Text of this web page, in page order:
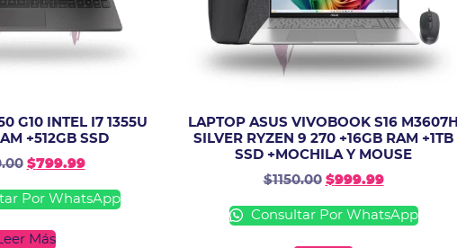
G10 INTEL I7 1355U
+512GB SSD
$799.99
Por WhatsApp
Más
LAPTOP ASUS VIVOBOOK S16 M3607H
SILVER RYZEN 9 270 +16GB RAM +1TB
SSD +MOCHILA Y MOUSE
$1150.00 $999.99
Consultar Por WhatsApp